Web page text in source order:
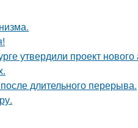
утвердили проект нового
длительного перерыва.